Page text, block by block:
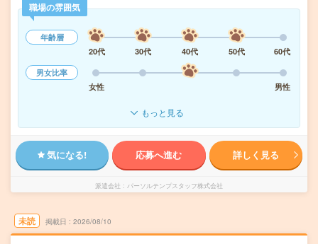
職場の雰囲気
年齢層
20代
30代 40代 50代
60代
男女比率
女性
男性
もっと見る
気になる! 応募へ進む 詳しく見る
派遣会社 パーソルテンプスタッフ株式会社
未読 掲載日 2026/08/10